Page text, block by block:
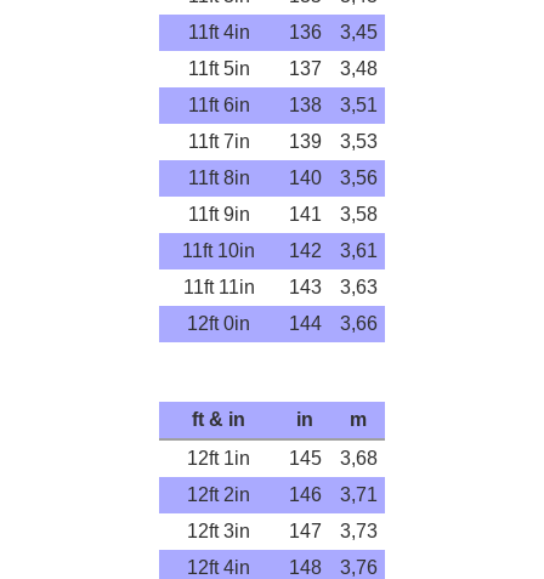
11ft 4in
136
3,45
11ft 5in
137
3,48
11ft 6in
138
3,51
11ft 7in
139
3,53
11ft 8in
140
3,56
11ft 9in
141
3,58
11ft 10in
142
3,61
11ft 11in
143
3,63
12ft 0in
144 3,66
ft & in in
m
12ft 1in
145
3,68
12ft 2in
146
3,71
12ft 3in
147
3,73
12ft 4in
148
3,76